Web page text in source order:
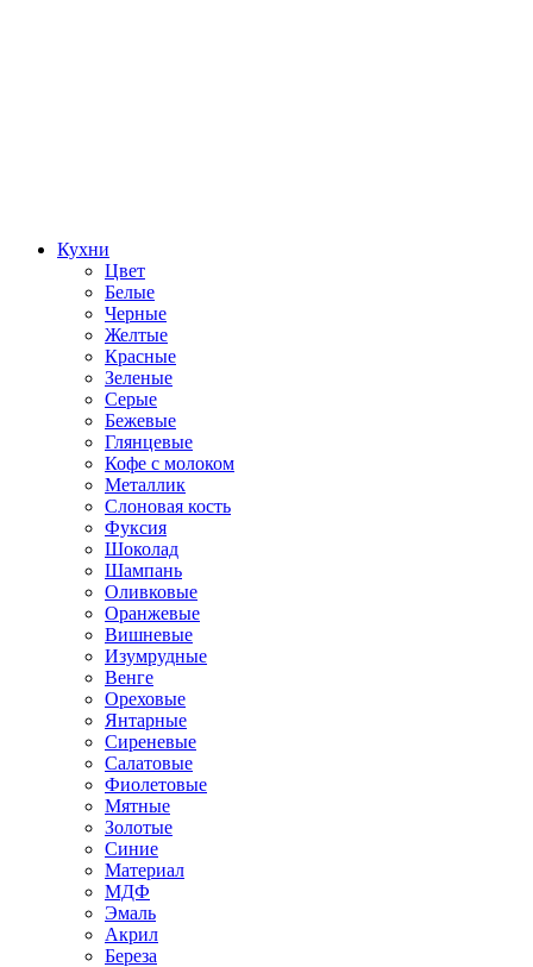
Кухни
Цвет
Белые
Черные
Желтые
Красные
Зеленые
Серые
Бежевые
Глянцевые
Кофе с молоком
Металлик
Слоновая кость
Фуксия
Шоколад
Шампань
Оливковые
Оранжевые
Вишневые
Изумрудные
Венге
Ореховые
Янтарные
Сиреневые
Салатовые
Фиолетовые
Мятные
Золотые
Синие
Материал
МДФ
Эмаль
Акрил
Береза